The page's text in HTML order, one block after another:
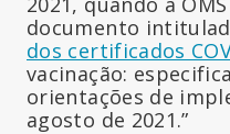
documento
dos certificados
vacinação:
orientações de
agosto de 2021.”